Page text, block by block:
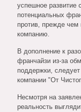
успешное развитие
потенциальных
против, прежде чем
компанию.
В дополнение к
франчайзи из-за
поддержки,
компании "От
Несмотря на
реальность